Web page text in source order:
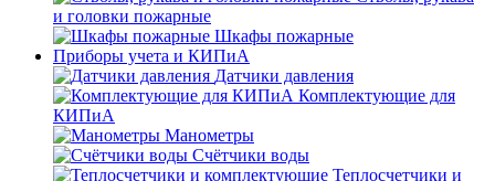
и головки пожарные
Шкафы пожарные
Приборы учета и КИПиА
Датчики давления
Комплектующие для
КИПиА
Манометры
Счётчики воды
Теплосчетчики и